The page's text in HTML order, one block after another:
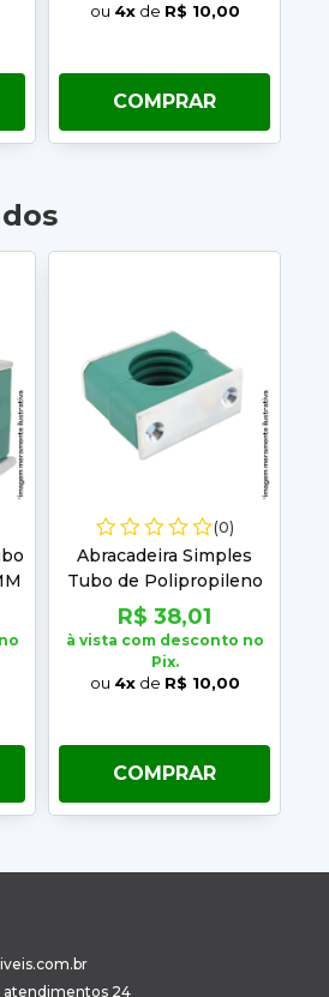
ou 4xde R$ 10,00
COMPRAR
(0)
Abracadeira Simples
Tubo de Polipropileno
12,7MM
R$ 38,01
à vista com desconto no
Pix.
ou 4xde R$ 10,00
COMPRAR
atendimentos 24